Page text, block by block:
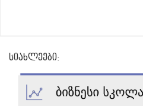
სიახლეები: